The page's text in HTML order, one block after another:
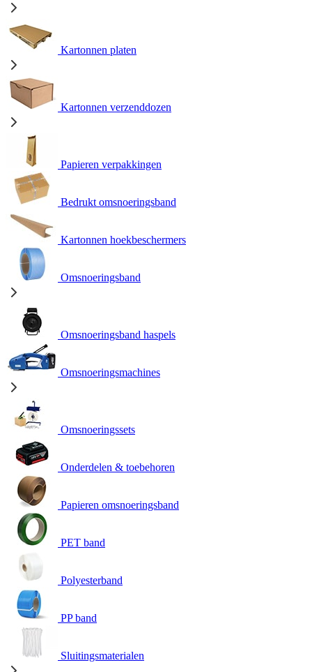
Kartonnen platen
Kartonnen verzenddozen
Papieren verpakkingen
Bedrukt omsnoeringsband
Kartonnen hoekbeschermers
Omsnoeringsband
Omsnoeringsband haspels
Omsnoeringsmachines
Omsnoeringssets
Onderdelen & toebehoren
Papieren omsnoeringsband
PET band
Polyesterband
PP band
Sluitingsmaterialen